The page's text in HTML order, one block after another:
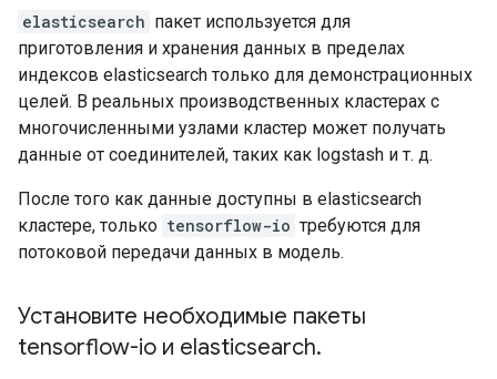
elasticsearch пакет используется для
приготовления и хранения данных в пределах
индексов elasticsearch только для демонстрационных
целей. В реальных производственных кластерах с
многочисленными узлами кластер может получать
данные от соединителей, таких как logstash и т. д.
После того как данные доступны в elasticsearch
кластере, только tensorflow-io требуются для
потоковой передачи данных в модель.
Установите необходимые пакеты
tensorflow-io и elasticsearch.